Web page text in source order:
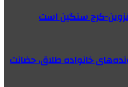
قزوین-کرج سنگین است
خانواده طلاق، حضانت